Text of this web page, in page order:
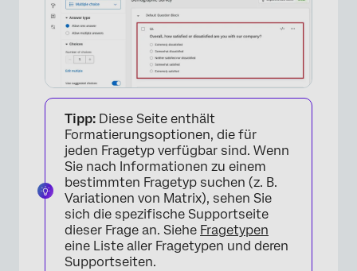
Formatieren von Fragen in verschiedenen
Projektarten
FAQs
Tipp: Diese Seite enthält
Formatierungsoptionen, die für
jeden Fragetyp verfügbar sind. Wenn
Sie nach Informationen zu einem
bestimmten Fragetyp suchen (z. B.
Variationen von Matrix), sehen Sie
sich die spezifische Supportseite
dieser Frage an. Siehe Fragetypen
eine Liste aller Fragetypen und deren
Supportseiten.